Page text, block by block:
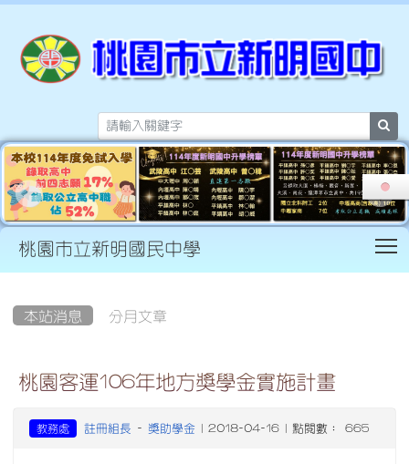
桃園市立新明國民中學
本站消息 分月文章
桃園客運106年地方獎學金實施計畫
教務處 註冊組長 - 獎助學金 | 2018-04-16 | 點閱數： 665